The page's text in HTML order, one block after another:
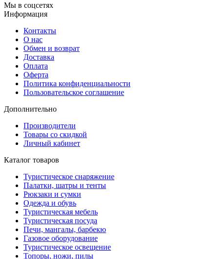
Мы в соцсетях
Информация
Контакты
О нас
Обмен и возврат
Доставка
Оплата
Оферта
Политика конфиденциальности
Пользовательское соглашение
Дополнительно
Производители
Товары со скидкой
Личный кабинет
Каталог товаров
Туристическое снаряжение
Палатки, шатры и тенты
Рюкзаки и сумки
Одежда и обувь
Туристическая мебель
Туристическая посуда
Печи, мангалы, барбекю
Газовое оборудование
Туристическое освещение
Топоры, ножи, пилы